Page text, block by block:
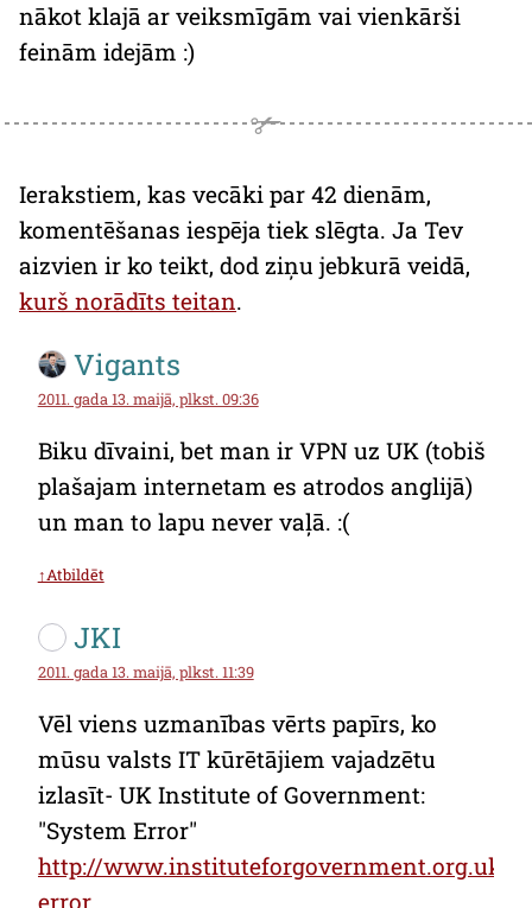
nākot klajā ar veiksmīgām vai vienkārši
feinām idejām :)
Ierakstiem, kas vecāki par 42 dienām,
komentēšanas iespēja tiek slēgta. Ja Tev
aizvien ir ko teikt, dod ziņu jebkurā veidā,
kurš norādīts teitan.
Vigants
2011. gada 13. maijā, plkst. 09:36
Biku dīvaini, bet man ir VPN uz UK (tobiš
plašajam internetam es atrodos anglijā)
un man to lapu never vaļā. :(
↑Atbildēt
JKI
2011. gada 13. maijā, plkst. 11:39
Vēl viens uzmanības vērts papīrs, ko
mūsu valsts IT kūrētājiem vajadzētu
izlasīt- UK Institute of Government:
"System Error"
http://www.instituteforgovernment.org.uk/
error